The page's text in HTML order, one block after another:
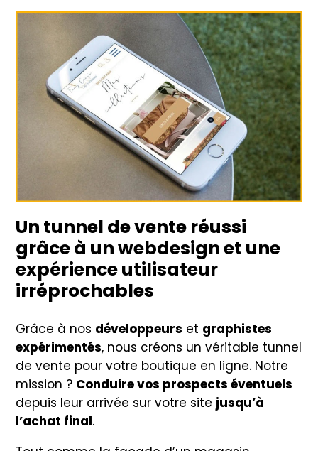
Un tunnel de vente réussi
grâce à un webdesign et une
expérience utilisateur
irréprochables
Grâce à nos développeurs et graphistes
expérimentés, nous créons un véritable tunnel
de vente pour votre boutique en ligne. Notre
mission ? Conduire vos prospects éventuels
depuis leur arrivée sur votre site jusqu’à
l’achat final.